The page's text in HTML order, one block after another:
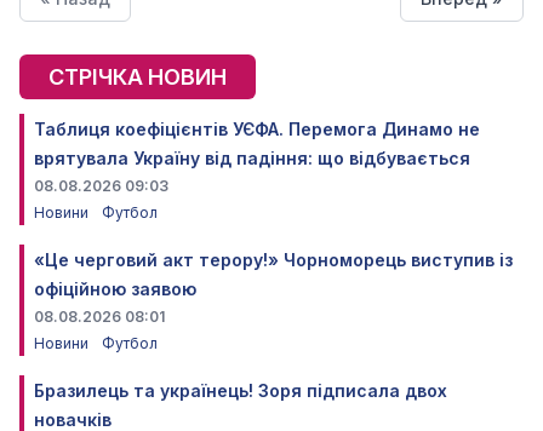
СТРІЧКА НОВИН
Таблиця коефіцієнтів УЄФА. Перемога Динамо не
врятувала Україну від падіння: що відбувається
08.08.2026 09:03
Новини
Футбол
«Це черговий акт терору!» Чорноморець виступив із
офіційною заявою
08.08.2026 08:01
Новини
Футбол
Бразилець та українець! Зоря підписала двох
новачків